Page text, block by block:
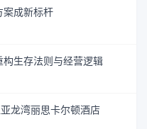
案成新标杆
生存法则与经营逻辑
龙湾丽思卡尔顿酒店